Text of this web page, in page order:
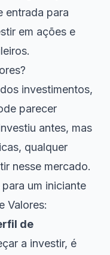
entrada para
em ações e
investimentos,
parecer
antes, mas
qualquer
nesse mercado.
um iniciante
Valores:
de
a investir, é